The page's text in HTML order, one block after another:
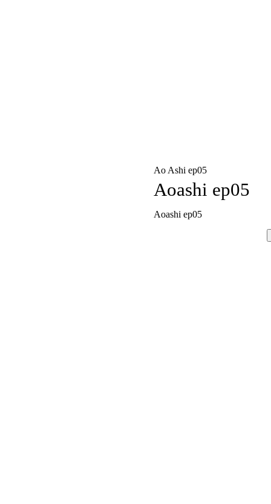
Ao Ashi ep05
Aoashi ep05
Aoashi ep05